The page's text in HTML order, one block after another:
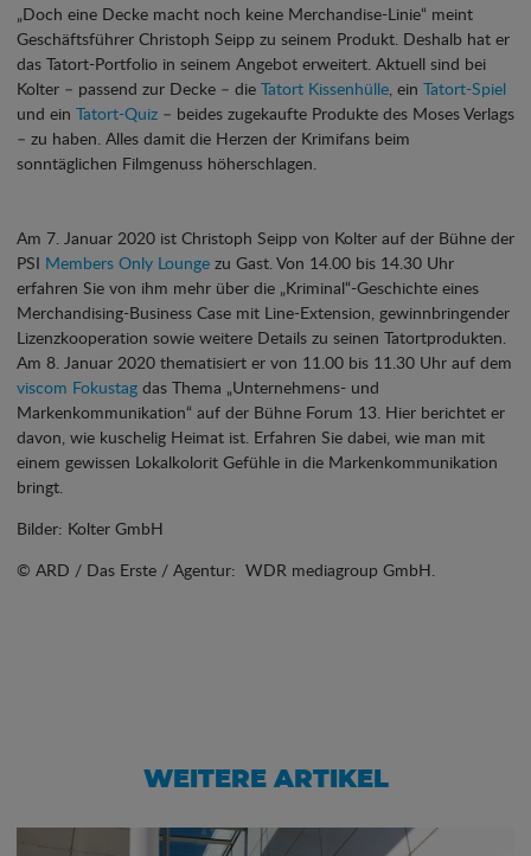
„Doch eine Decke macht noch keine Merchandise-Linie“ meint
Geschäftsführer Christoph Seipp zu seinem Produkt. Deshalb hat er
das Tatort-Portfolio in seinem Angebot erweitert. Aktuell sind bei
Kolter – passend zur Decke – die Tatort Kissenhülle , ein Tatort-Spiel
und ein Tatort-Quiz – beides zugekaufte Produkte des Moses Verlags
– zu haben. Alles damit die Herzen der Krimifans beim
sonntäglichen Filmgenuss höherschlagen.
Am 7. Januar 2020 ist Christoph Seipp von Kolter auf der Bühne der
PSI Members Only Lounge zu Gast. Von 14.00 bis 14.30 Uhr
erfahren Sie von ihm mehr über die „Kriminal“-Geschichte eines
Merchandising-Business Case mit Line-Extension, gewinnbringender
Lizenzkooperation sowie weitere Details zu seinen Tatortprodukten.
Am 8. Januar 2020 thematisiert er von 11.00 bis 11.30 Uhr auf dem
viscom Fokustag das Thema „Unternehmens- und
Markenkommunikation“ auf der Bühne Forum 13. Hier berichtet er
davon, wie kuschelig Heimat ist. Erfahren Sie dabei, wie man mit
einem gewissen Lokalkolorit Gefühle in die Markenkommunikation
bringt.
Bilder: Kolter GmbH
© ARD / Das Erste / Agentur: WDR mediagroup GmbH.
WEITERE ARTIKEL